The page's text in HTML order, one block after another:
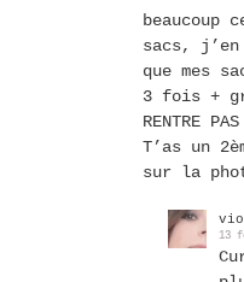
beaucoup
sacs,
que mes
3 fois +
RENTRE
T’as un
sur la
13